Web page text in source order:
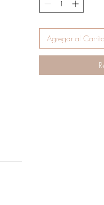
Agregar al